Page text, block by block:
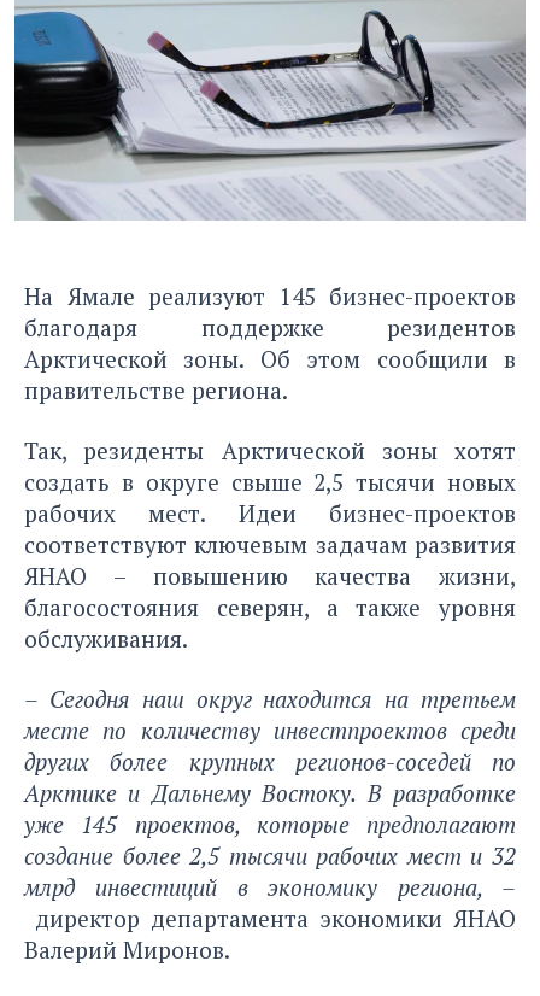
На Ямале реализуют 145 бизнес-проектов
благодаря поддержке резидентов
Арктической зоны. Об этом сообщили в
правительстве региона.
Так, резиденты Арктической зоны хотят
создать в округе свыше 2,5 тысячи новых
рабочих мест. Идеи бизнес-проектов
соответствуют ключевым задачам развития
ЯНАО – повышению качества жизни,
благосостояния северян, а также уровня
обслуживания.
– Сегодня наш округ находится на третьем
месте по количеству инвестпроектов среди
других более крупных регионов-соседей по
Арктике и Дальнему Востоку. В разработке
уже 145 проектов, которые предполагают
создание более 2,5 тысячи рабочих мест и 32
млрд инвестиций в экономику региона, –
директор департамента экономики ЯНАО
Валерий Миронов.